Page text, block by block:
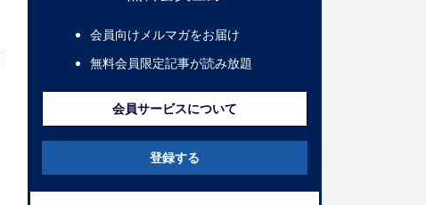
会員向けメルマガをお届け
無料会員限定記事が読み放題
会員サービスについて
登録する